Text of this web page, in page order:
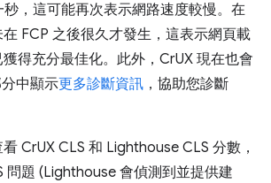
秒，這可能再次表示網路速度較慢。在
FCP 之後很久才發生，這表示網頁載
得充分最佳化。此外，CrUX 現在也會
中顯示更多診斷資訊 ，協助您診斷
CrUX CLS 和 Lighthouse CLS 分數，
問題 (Lighthouse 會偵測到並提供建